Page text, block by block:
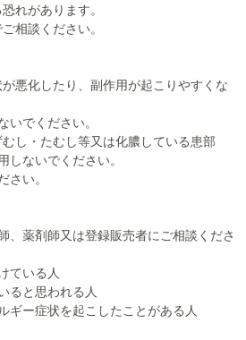
れがあります。
相談ください。
悪化したり、副作用が起こりやすくな
でください。
し・たむし等又は化膿している患部
しないでください。
い。
薬剤師又は登録販売者にご相談くださ
いる人
ると思われる人
ギー症状を起こしたことがある人